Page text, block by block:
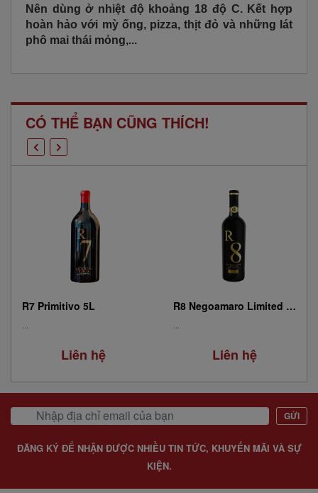
Nên dùng ở nhiệt độ khoảng 18 độ C. Kết hợp
hoàn hảo với mỳ ống, pizza, thịt đỏ và những lát
phô mai thái mỏng,...
CÓ THỂ BẠN CŨNG THÍCH!
Liên hệ
R8 Negoamaro Limited Edition 9L
Liên hệ
GỬI
ĐĂNG KÝ ĐỂ NHẬN ĐƯỢC NHIỀU TIN TỨC, KHUYẾN MÃI VÀ SỰ
KIỆN.